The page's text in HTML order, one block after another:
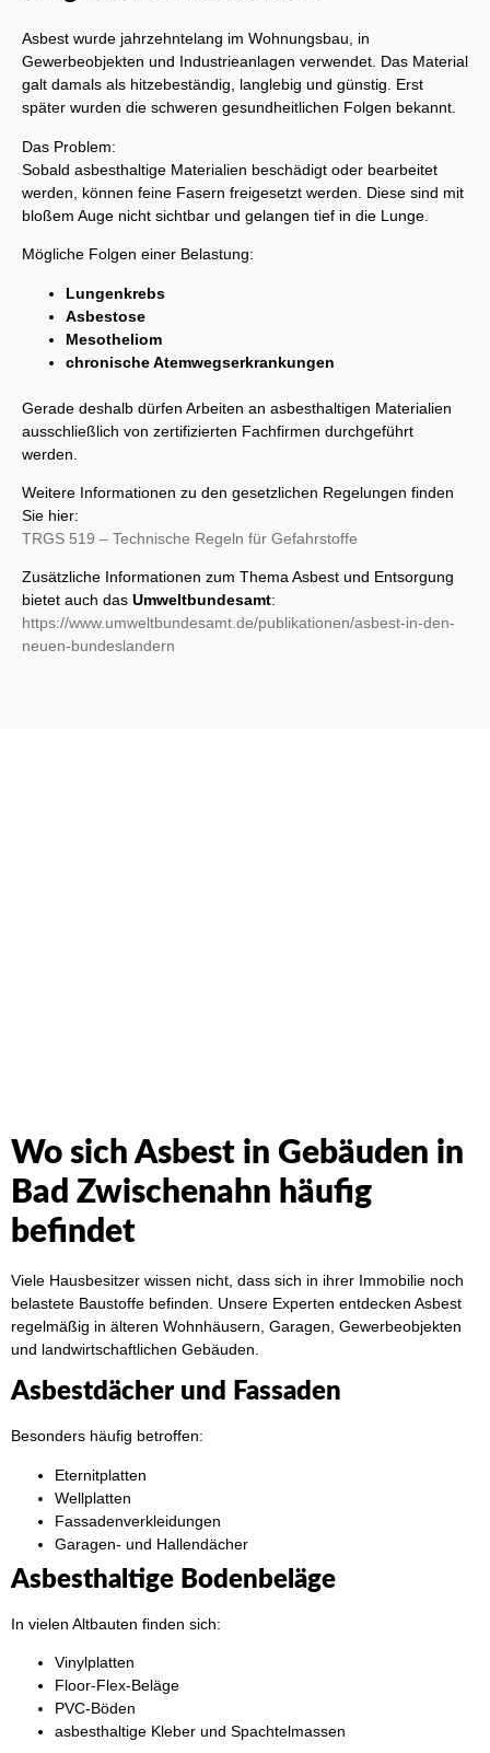
Asbest wurde jahrzehntelang im Wohnungsbau, in
Gewerbeobjekten und Industrieanlagen verwendet. Das Material
galt damals als hitzebeständig, langlebig und günstig. Erst
später wurden die schweren gesundheitlichen Folgen bekannt.
Das Problem:
Sobald asbesthaltige Materialien beschädigt oder bearbeitet
werden, können feine Fasern freigesetzt werden. Diese sind mit
bloßem Auge nicht sichtbar und gelangen tief in die Lunge.
Mögliche Folgen einer Belastung:
Lungenkrebs
Asbestose
Mesotheliom
chronische Atemwegserkrankungen
Gerade deshalb dürfen Arbeiten an asbesthaltigen Materialien
ausschließlich von zertifizierten Fachfirmen durchgeführt
werden.
Weitere Informationen zu den gesetzlichen Regelungen finden
Sie hier:
TRGS 519 – Technische Regeln für Gefahrstoffe
Zusätzliche Informationen zum Thema Asbest und Entsorgung
bietet auch das Umweltbundesamt:
https://www.umweltbundesamt.de/publikationen/asbest-in-den-
neuen-bundeslandern
Wo sich Asbest in Gebäuden in
Bad Zwischenahn häufig
befindet
Viele Hausbesitzer wissen nicht, dass sich in ihrer Immobilie noch
belastete Baustoffe befinden. Unsere Experten entdecken Asbest
regelmäßig in älteren Wohnhäusern, Garagen, Gewerbeobjekten
und landwirtschaftlichen Gebäuden.
Asbestdächer und Fassaden
Besonders häufig betroffen:
Eternitplatten
Wellplatten
Fassadenverkleidungen
Garagen- und Hallendächer
Asbesthaltige Bodenbeläge
In vielen Altbauten finden sich:
Vinylplatten
Floor-Flex-Beläge
PVC-Böden
asbesthaltige Kleber und Spachtelmassen